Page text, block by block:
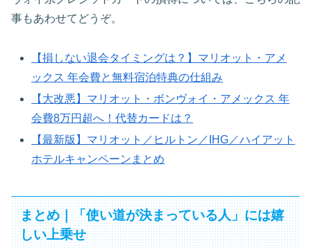
事もあわせてどうぞ。
【損しない退会タイミングは？】マリオット・アメ
ックス 年会費と無料宿泊特典の仕組み
【大改悪】マリオット・ボンヴォイ・アメックス 年
会費8万円超へ！代替カードは？
【最新版】マリオット／ヒルトン／IHG／ハイアット
ホテルキャンペーンまとめ
まとめ｜「使い道が決まっている人」には嬉
しい上乗せ